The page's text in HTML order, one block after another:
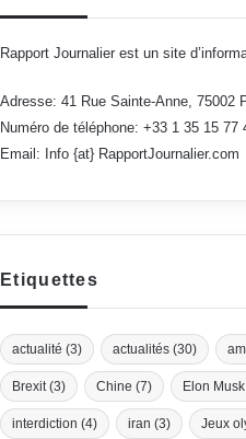
Rapport Journalier est un site
Adresse: 41 Rue Sainte-Anne, 75002
Numéro de téléphone: +33 1 35 15 77
Email: Info {at} RapportJournalier.com
Etiquettes
actualité (3) actualités (30)
Brexit(3) Chine (7) Elon Musk
interdiction (4) iran (3) Jeux